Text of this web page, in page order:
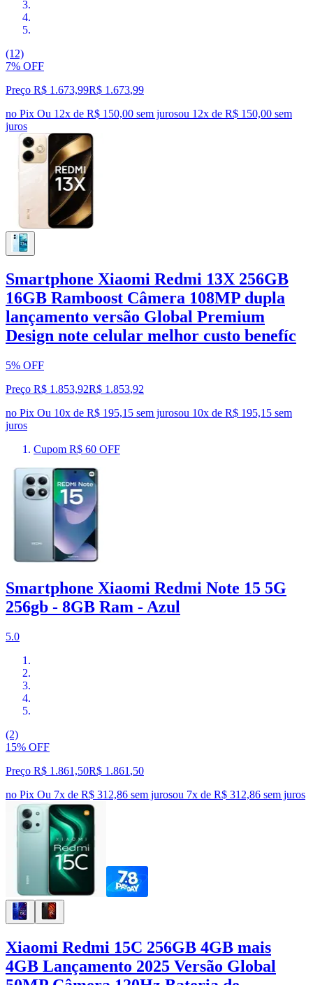
(12)
7% OFF
Preço R$ 1.673,99R$ 1.673,99
no Pix Ou 12x de R$ 150,00 sem jurosou 12x de R$ 150,00 sem
juros
Smartphone Xiaomi Redmi 13X 256GB
16GB Ramboost Câmera 108MP dupla
lançamento versão Global Premium
Design note celular melhor custo benefíc
5% OFF
Preço R$ 1.853,92R$ 1.853,92
no Pix Ou 10x de R$ 195,15 sem jurosou 10x de R$ 195,15 sem
juros
Cupom R$ 60 OFF
Smartphone Xiaomi Redmi Note 15 5G
256gb - 8GB Ram - Azul
5.0
(2)
15% OFF
Preço R$ 1.861,50R$ 1.861 ,50
no Pix Ou 7x de R$ 312,86 sem jurosou 7x de R$ 312,86 sem juros
Xiaomi Redmi 15C 256GB 4GB mais
4GB Lançamento 2025 Versão Global